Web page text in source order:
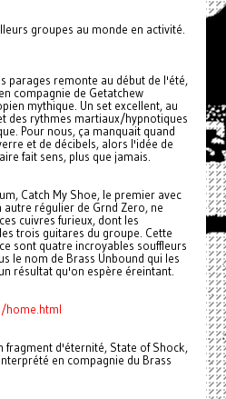
groupes au monde en activité.
parages remonte au début de l'été,
compagnie de Getatchew
mythique. Un set excellent, au
des rythmes martiaux/hypnotiques
Pour nous, ça manquait quand
et de décibels, alors l'idée de
fait sens, plus que jamais.
Catch My Shoe, le premier avec
régulier de Grnd Zero, ne
cuivres furieux, dont les
trois guitares du groupe. Cette
sont quatre incroyables souffleurs
le nom de Brass Unbound qui les
résultat qu'on espère éreintant.
home.html
fragment d'éternité, State of Shock,
en compagnie du Brass